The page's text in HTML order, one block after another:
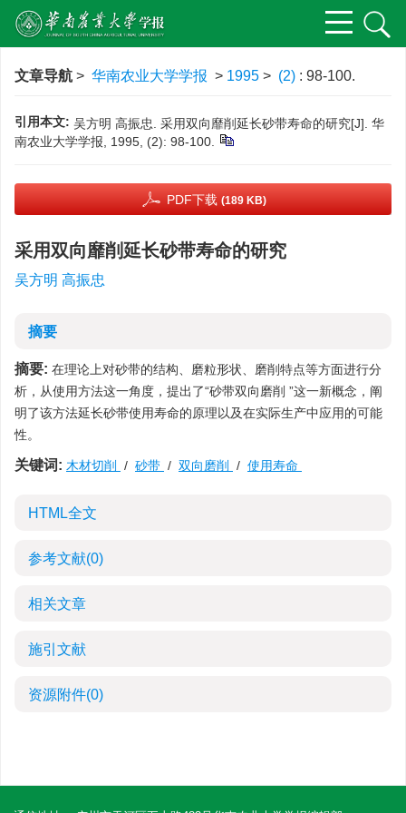
文章导航 > 华南农业大学学报 > 1995 > (2) : 98-100.
引用本文: 吴方明 高振忠. 采用双向靡削延长砂带寿命的研究[J]. 华
南农业大学学报, 1995, (2): 98-100.
PDF下载 (189 KB)
采用双向靡削延长砂带寿命的研究
吴方明 高振忠
摘要
摘要: 在理论上对砂带的结构、磨粒形状、磨削特点等方面进行分
析，从使用方法这一角度，提出了“砂带双向磨削 ”这一新概念，阐
明了该方法延长砂带使用寿命的原理以及在实际生产中应用的可能
性。
关键词: 木材切削 / 砂带 / 双向磨削 / 使用寿命
HTML全文
参考文献(0)
相关文章
施引文献
资源附件(0)